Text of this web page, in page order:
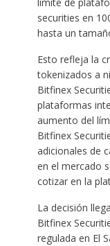
securities en
hasta un
Esto refleja la
tokenizados a
Bitfinex
plataformas
aumento del
Bitfinex
adicionales de
en el mercado
cotizar en la
La decisión
Bitfinex
regulada en El